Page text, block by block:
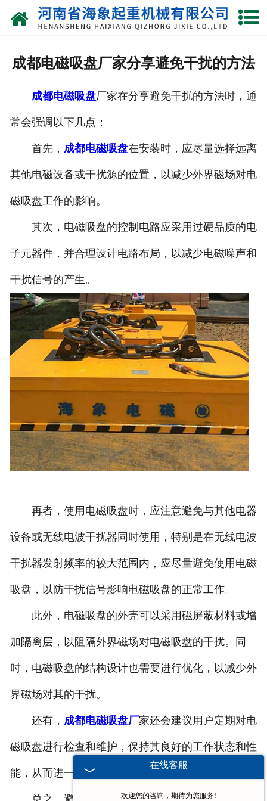
网站首页
厂区一角
联系我们
成都电磁吸盘厂家分享避免干扰的方法
成都电磁吸盘厂家在分享避免干扰的方法时，通
常会强调以下几点：
首先， 成都电磁吸盘在安装时，应尽量选择远离
其他电磁设备或干扰源的位置，以减少外界磁场对电
磁吸盘工作的影响。
其次，电磁吸盘的控制电路应采用过硬品质的电
子元器件，并合理设计电路布局，以减少电磁噪声和
干扰信号的产生。
再者，使用电磁吸盘时，应注意避免与其他电器
设备或无线电波干扰器同时使用，特别是在无线电波
干扰器发射频率的较大范围内，应尽量避免使用电磁
吸盘，以防干扰信号影响电磁吸盘的正常工作。
此外，电磁吸盘的外壳可以采用磁屏蔽材料或增
加隔离层，以阻隔外界磁场对电磁吸盘的干扰。同
时，电磁吸盘的结构设计也需要进行优化，以减少外
界磁场对其的干扰。
还有， 成都电磁吸盘厂家还会建议用户定期对电
磁吸盘进行检查和维护，保持其良好的工作状态和性
能，从而进一步减少干扰的发生。
在线客服
欢迎您的咨询，期待为您服务!